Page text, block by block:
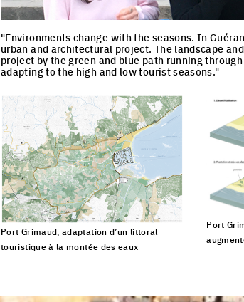
"Environments change with the seasons. In
urban and architectural project. The landscape
project by the green and blue path running
adapting to the high and low tourist seasons."
Port Grimaud, adaptation d’un littoral
touristique à la montée des eaux
Port